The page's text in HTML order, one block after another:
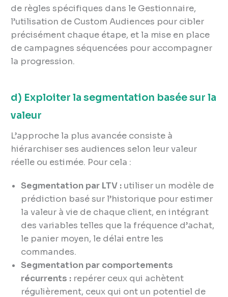
de règles spécifiques dans le Gestionnaire,
l’utilisation de Custom Audiences pour cibler
précisément chaque étape, et la mise en place
de campagnes séquencées pour accompagner
la progression.
d) Exploiter la segmentation basée sur la
valeur
L’approche la plus avancée consiste à
hiérarchiser ses audiences selon leur valeur
réelle ou estimée. Pour cela :
Segmentation par LTV : utiliser un modèle de
prédiction basé sur l’historique pour estimer
la valeur à vie de chaque client, en intégrant
des variables telles que la fréquence d’achat,
le panier moyen, le délai entre les
commandes.
Segmentation par comportements
récurrents : repérer ceux qui achètent
régulièrement, ceux qui ont un potentiel de